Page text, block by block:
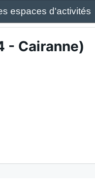
espaces d'activités
- Cairanne)